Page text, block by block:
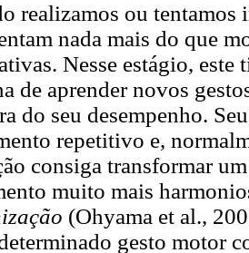
realizamos ou tentamos
nada mais do que
Nesse estágio, este
de aprender novos
do seu desempenho.
repetitivo e,
consiga transformar
muito mais
(Ohyama et al.,
gesto motor